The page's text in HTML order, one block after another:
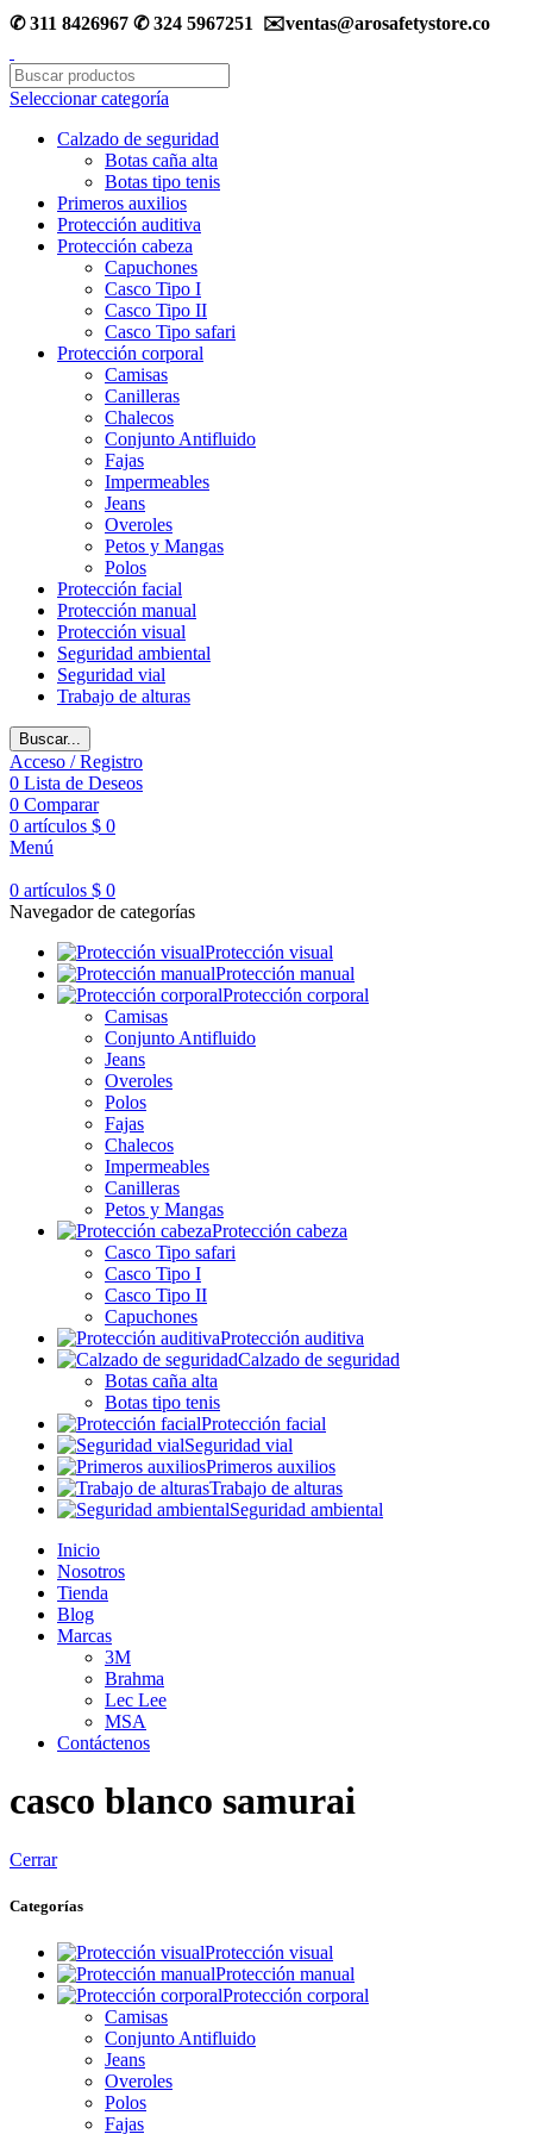
✆ 311 8426967 ✆ 324 5967251 ✉️ventas@arosafetystore.co
Seleccionar categoría
Calzado de seguridad
Botas caña alta
Botas tipo tenis
Primeros auxilios
Protección auditiva
Protección cabeza
Capuchones
Casco Tipo I
Casco Tipo II
Casco Tipo safari
Protección corporal
Camisas
Canilleras
Chalecos
Conjunto Antifluido
Fajas
Impermeables
Jeans
Overoles
Petos y Mangas
Polos
Protección facial
Protección manual
Protección visual
Seguridad ambiental
Seguridad vial
Trabajo de alturas
Buscar...
Acceso / Registro
0 Lista de Deseos
0 Comparar
0 artículos $ 0
Menú
0 artículos $ 0
Navegador de categorías
Protección visual
Protección manual
Protección corporal
Camisas
Conjunto Antifluido
Jeans
Overoles
Polos
Fajas
Chalecos
Impermeables
Canilleras
Petos y Mangas
Protección cabeza
Casco Tipo safari
Casco Tipo I
Casco Tipo II
Capuchones
Protección auditiva
Calzado de seguridad
Botas caña alta
Botas tipo tenis
Protección facial
Seguridad vial
Primeros auxilios
Trabajo de alturas
Seguridad ambiental
Inicio
Nosotros
Tienda
Blog
Marcas
3M
Brahma
Lec Lee
MSA
Contáctenos
casco blanco samurai
Cerrar
Categorías
Protección visual
Protección manual
Protección corporal
Camisas
Conjunto Antifluido
Jeans
Overoles
Polos
Fajas